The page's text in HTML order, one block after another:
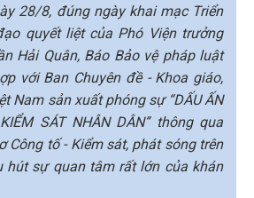
28/8, đúng ngày khai mạc Triển
quyết liệt của Phó Viện trưởng
Hải Quân, Báo Bảo vệ pháp luật
với Ban Chuyên đề - Khoa giáo,
Nam sản xuất phóng sự “DẤU ẤN
SÁT NHÂN DÂN” thông qua
Công tố - Kiểm sát, phát sóng trên
hút sự quan tâm rất lớn của khán